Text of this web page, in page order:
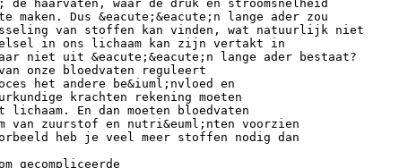
haarvaten, waar de druk en stroomsnelheid
Dus &eacute;&eacute;n lange ader zou
van stoffen kan vinden, wat natuurlijk niet
in ons lichaam kan zijn vertakt in
niet uit &eacute;&eacute;n lange ader bestaat?
onze bloedvaten reguleert
het andere be&iuml;nvloed en
krachten rekening moeten
En dan moeten bloedvaten
van zuurstof en nutri&euml;nten voorzien
heb je veel meer stoffen nodig dan
gecompliceerde